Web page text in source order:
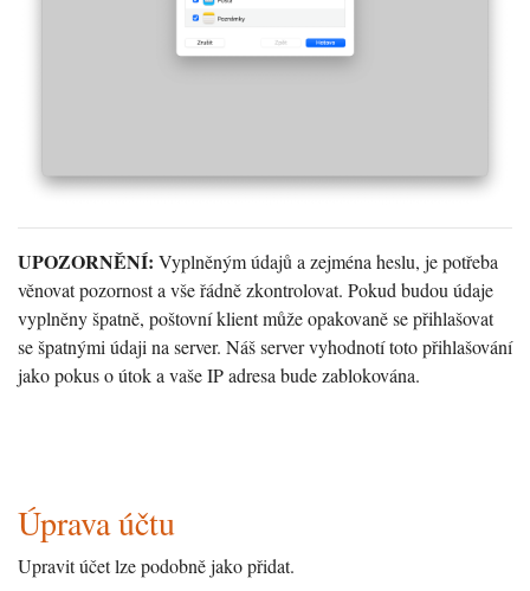
UPOZORNĚNÍ: Vyplněným údajů a zejména heslu, je potřeba
věnovat pozornost a vše řádně zkontrolovat. Pokud budou údaje
vyplněny špatně, poštovní klient může opakovaně se přihlašovat
se špatnými údaji na server. Náš server vyhodnotí toto přihlašování
jako pokus o útok a vaše IP adresa bude zablokována.
Úprava účtu
Upravit účet lze podobně jako přidat.